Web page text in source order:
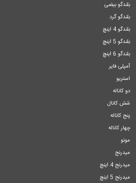
بلندگو بیضی
بلندگو گرد
بلندگو 4 اینچ
بلندگو 5 اینچ
بلندگو 6 اینچ
آمپلی فایر
استریو
دو کاناله
شش کانال
پنج کاناله
چهار کاناله
مونو
میدرنج
میدرنج 4 اینچ
میدرنج 5 اینچ